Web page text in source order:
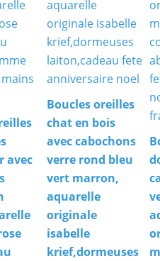
avec
Boucles oreilles
chat en bois
avec cabochons
verre rond bleu
vert marron,
aquarelle
originale
isabelle
krief,dormeuses